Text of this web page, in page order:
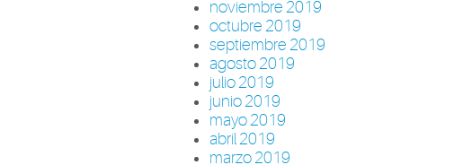
noviembre 2019
octubre 2019
septiembre 2019
agosto 2019
julio 2019
junio 2019
mayo 2019
abril 2019
marzo 2019